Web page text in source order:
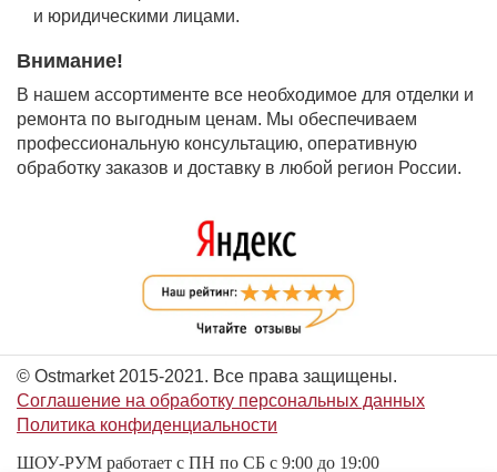
и юридическими лицами.
Внимание!
В нашем ассортименте все необходимое для отделки и
ремонта по выгодным ценам. Мы обеспечиваем
профессиональную консультацию, оперативную
обработку заказов и доставку в любой регион России.
© Ostmarket 2015-2021. Все права защищены.
Соглашение на обработку персональных данных
Политика конфиденциальности
ШОУ-РУМ работает с ПН по СБ с 9:00 до 19:00